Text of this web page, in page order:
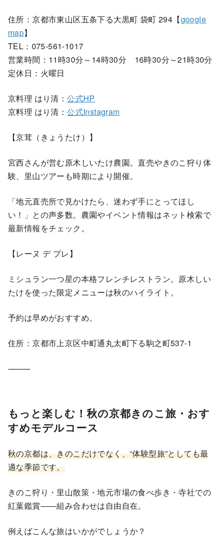
住所：京都市東山区五条下る大黒町 袋町 294【google
map】
TEL：075-561-1017
営業時間：11時30分～14時30分 16時30分～21時30分
定休日：火曜日
京料理 はり清：公式HP
京料理 はり清：公式Instagram
【京茸（きょうたけ）】
宮西さんが営む原木しいたけ農園。直売やきのこ狩り体
験、里山ツアーも時期により開催。
「地元直売所で見かけたら、迷わず手にとってほし
い！」との声多数。農園やイベント情報はネット検索で
最新情報をチェック。
【レーヌ デ プレ】
ミシュラン一つ星の本格フレンチレストラン。原木しい
たけを使った限定メニューは秋のハイライト。
予約は早めがおすすめ。
住所：京都市上京区中町通丸太町下る駒之町537-1
⸻
もっと楽しむ！秋の京都きのこ旅・おす
すめモデルコース
秋の京都は、きのこだけでなく、“体験型旅”としても最
適な季節です。
きのこ狩り・里山散策・地元市場の食べ歩き・寺社での
紅葉鑑賞――組み合わせは自由自在。
例えばこんな旅はいかがでしょうか？